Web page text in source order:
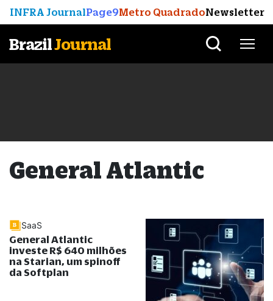
INFRA JournalPage9Metro QuadradoNewsletter
BrazilJournal
General Atlantic
SaaS
General Atlantic
investe R$ 640 milhões
na Starian, um spinoff
da Softplan